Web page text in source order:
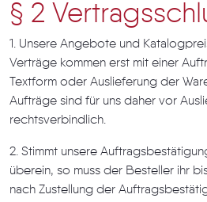
§ 2
1. Unsere Angebote und
Verträge kommen erst mit einer
Textform oder Auslieferung der
Aufträge sind für uns daher vor
rechtsverbindlich.
2. Stimmt unsere
überein, so muss der Besteller ihr
nach Zustellung der